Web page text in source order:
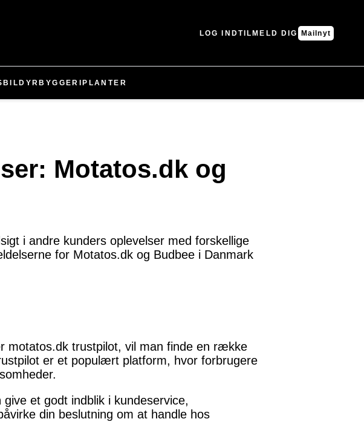
LOG INDTILMELD DIG Mailnyt
BIL DYR BYGGERI PLANTER
Motatos.dk og
i andre kunders oplevelser med forskellige
for Motatos.dk og Budbee i Danmark
motatos.dk trustpilot, vil man finde en række
er et populært platform, hvor forbrugere
et godt indblik i kundeservice,
din beslutning om at handle hos